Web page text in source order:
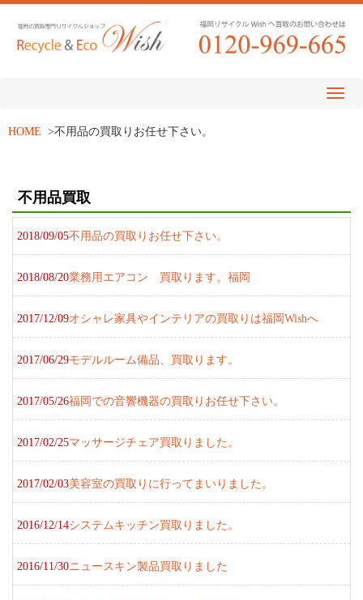
HOME >不用品の買取りお任せ下さい。
不用品買取
2018/09/05不用品の買取りお任せ下さい。
2018/08/20業務用エアコン 買取ります。福岡
2017/12/09オシャレ家具やインテリアの買取りは福岡Wishへ
2017/06/29モデルルーム備品、買取ります。
2017/05/26福岡での音響機器の買取りお任せ下さい。
2017/02/25マッサージチェア買取りました。
2017/02/03美容室の買取りに行ってまいりました。
2016/12/14システムキッチン買取りました。
2016/11/30ニュースキン製品買取りました